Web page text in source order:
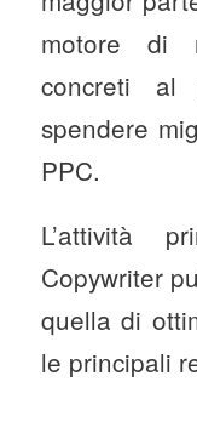
motore di
concreti al
spendere
PPC.
L’attività
Copywriter
quella di
le principali